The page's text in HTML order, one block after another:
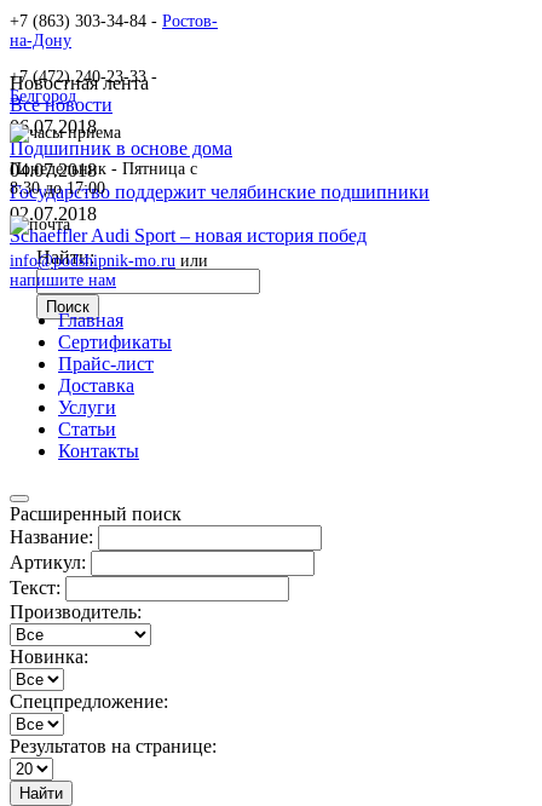
Новостная лента
Все новости
06.07.2018
Подшипник в основе дома
04.07.2018
Государство поддержит челябинские подшипники
02.07.2018
Schaeffler Audi Sport – новая история побед
Найти:
+7 (863) 303-34-84 - Ростов-
на-Дону
+7 (472) 240-23-33 -
Белгород
Понедельник - Пятница c
8:30 до 17:00
info@podshipnik-mo.ru или
напишите нам
Главная
Сертификаты
Прайс-лист
Доставка
Услуги
Статьи
Контакты
Расширенный поиск
Название:
Артикул:
Текст:
Производитель:
Новинка:
Спецпредложение:
Результатов на странице:
Найти